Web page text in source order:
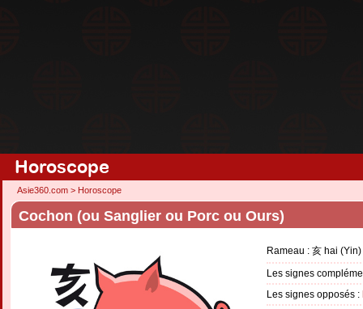
Horoscope
Asie360.com > Horoscope
Cochon (ou Sanglier ou Porc ou Ours)
Rameau : 亥 hai (Yin)
Les signes
Les signes opposés :